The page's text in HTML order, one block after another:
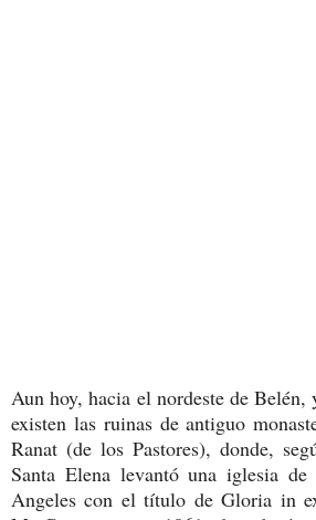
Aun hoy, hacia el nordeste de
existen las ruinas de antiguo
Ranat (de los Pastores), donde,
Santa Elena levantó una iglesia
Angeles con el título de Gloria in